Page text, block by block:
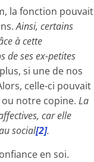
la fonction pouvait
Ainsi, certains
à cette
de ses ex-petites
si une de nos
celle-ci pouvait
notre copine. La
car elle
social[2].
en soi.